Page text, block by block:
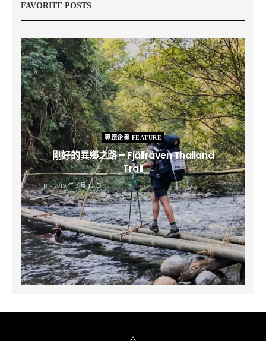
FAVORITE POSTS
專題企畫 FEATURE
剛好的異鄉之路 – Fjällräven Thailand
Trail
B 2019 年 2 月 12 日